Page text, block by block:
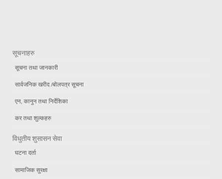
सूचनाहरु
सूचना तथा जानकारी
सार्वजनिक खरीद /बोलपत्र सूचना
एन, कानुन तथा निर्देशिका
कर तथा शुल्कहरु
विधुतीय शुसासन सेवा
घटना दर्ता
सामाजिक सुरक्षा